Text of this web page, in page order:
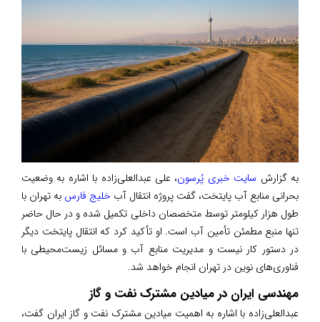
به گزارش سایت خبری پُرسون، علی عبدالعلی‌زاده با اشاره به وضعیت
بحرانی منابع آب پایتخت، گفت پروژه انتقال آب خلیج فارس به تهران با
طول هزار کیلومتر توسط متخصصان داخلی تکمیل شده و در حال حاضر
تنها منبع مطمئن تأمین آب است. او تأکید کرد که انتقال پایتخت دیگر
در دستور کار نیست و مدیریت منابع آب و مسائل زیست‌محیطی با
فناوری‌های نوین در تهران انجام خواهد شد.
مهندسی ایران در میادین مشترک نفت و گاز
عبدالعلی‌زاده با اشاره به اهمیت میادین مشترک نفت و گاز ایران گفت،